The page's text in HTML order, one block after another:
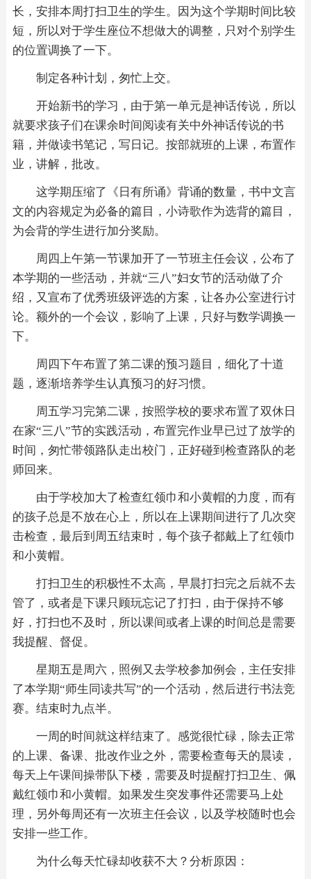
长，安排本周打扫卫生的学生。因为这个学期时间比较
短，所以对于学生座位不想做大的调整，只对个别学生
的位置调换了一下。
制定各种计划，匆忙上交。
开始新书的学习，由于第一单元是神话传说，所以
就要求孩子们在课余时间阅读有关中外神话传说的书
籍，并做读书笔记，写日记。按部就班的上课，布置作
业，讲解，批改。
这学期压缩了《日有所诵》背诵的数量，书中文言
文的内容规定为必备的篇目，小诗歌作为选背的篇目，
为会背的学生进行加分奖励。
周四上午第一节课加开了一节班主任会议，公布了
本学期的一些活动，并就“三八”妇女节的活动做了介
绍，又宣布了优秀班级评选的方案，让各办公室进行讨
论。额外的一个会议，影响了上课，只好与数学调换一
下。
周四下午布置了第二课的预习题目，细化了十道
题，逐渐培养学生认真预习的好习惯。
周五学习完第二课，按照学校的要求布置了双休日
在家“三八”节的实践活动，布置完作业早已过了放学的
时间，匆忙带领路队走出校门，正好碰到检查路队的老
师回来。
由于学校加大了检查红领巾和小黄帽的力度，而有
的孩子总是不放在心上，所以在上课期间进行了几次突
击检查，最后到周五结束时，每个孩子都戴上了红领巾
和小黄帽。
打扫卫生的积极性不太高，早晨打扫完之后就不去
管了，或者是下课只顾玩忘记了打扫，由于保持不够
好，打扫也不及时，所以课间或者上课的时间总是需要
我提醒、督促。
星期五是周六，照例又去学校参加例会，主任安排
了本学期“师生同读共写”的一个活动，然后进行书法竞
赛。结束时九点半。
一周的时间就这样结束了。感觉很忙碌，除去正常
的上课、备课、批改作业之外，需要检查每天的晨读，
每天上午课间操带队下楼，需要及时提醒打扫卫生、佩
戴红领巾和小黄帽。如果发生突发事件还需要马上处
理，另外每周还有一次班主任会议，以及学校随时也会
安排一些工作。
为什么每天忙碌却收获不大？分析原因：